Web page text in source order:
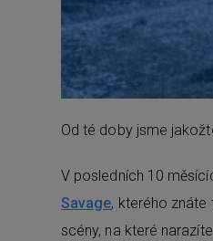
Od té doby jsme
V posledních 10
Savage, kterého znáte
scény, na které